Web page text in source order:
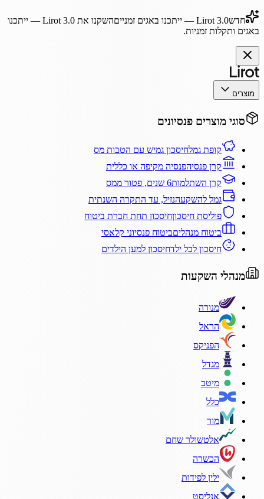
חדשLirot 3.0 — ייתכנו באגים זמנייםהשקנו את Lirot 3.0— ייתכנו
באגים ותקלות זמניות.
מוצרים
סוגי מוצרים פנסיונים
קופת גמלחיסכון גמיש עם הטבות מס
קרן פנסיהפנסיה מקיפה או כללית
קרן השתלמות6 שנים, פטור ממס
גמל להשקעהנזיל, עד התקרה השנתית
פוליסת חיסכוןחיסכון תחת חברת ביטוח
ביטוח מנהליםביטוח פנסיוני קלאסי
חיסכון לכל ילדחיסכון למען הילדים
מנהלי השקעות
מנורה
הראל
הפניקס
מגדל
מיטב
כלל
מור
אלטשולר שחם
הכשרה
ילין לפידות
אנליסט